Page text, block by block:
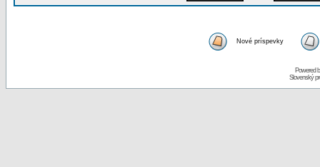
Nové príspevky
Powered
Slovenský